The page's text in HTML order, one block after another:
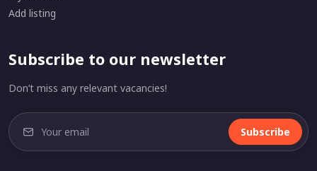
Add listing
Subscribe to our newsletter
Don’t miss any relevant vacancies!
Subscribe